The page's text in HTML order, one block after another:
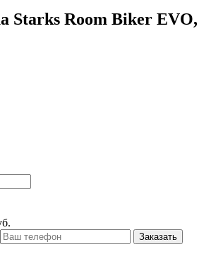
Starks Room Biker EVO,